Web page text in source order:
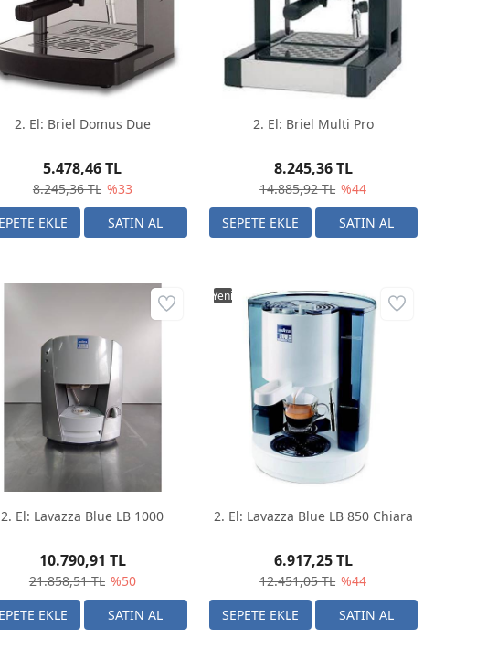
2. El: Briel Domus Due
8.245,36 TL %33
5.478,46 TL
2. El: Briel Multi Pro
14.885,92 TL %44
8.245,36 TL
2. El: Lavazza Blue LB 1000
21.858,51 TL %50
10.790,91 TL
2. El: Lavazza Blue LB 850 Chiara
12.451,05 TL %44
6.917,25 TL
Yeni